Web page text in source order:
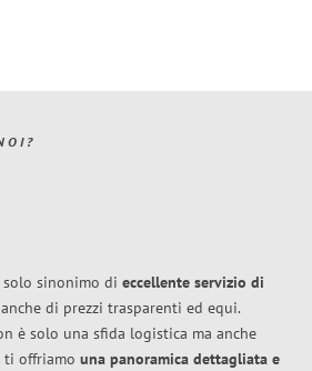
solo sinonimo di eccellente servizio di
anche di prezzi trasparenti ed equi.
è solo una sfida logistica ma anche
ti offriamo una panoramica dettagliata e